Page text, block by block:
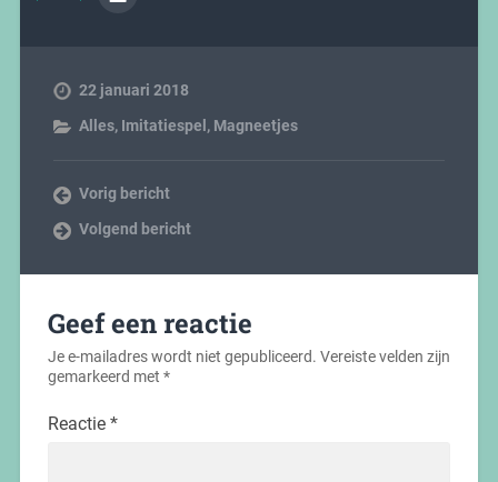
22 januari 2018
Alles, Imitatiespel , Magneetjes
Vorig bericht
Volgend bericht
Geef een reactie
Je e-mailadres wordt niet gepubliceerd. Vereiste velden zijn
gemarkeerd met *
Reactie *